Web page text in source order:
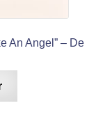
An Angel” – De